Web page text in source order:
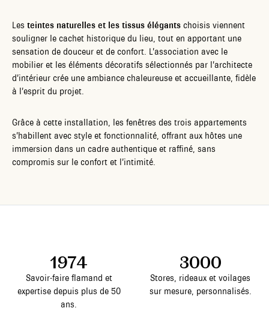
Les teintes naturelles et les tissus élégants choisis viennent
souligner le cachet historique du lieu, tout en apportant une
sensation de douceur et de confort. L’association avec le
mobilier et les éléments décoratifs sélectionnés par l’architecte
d’intérieur crée une ambiance chaleureuse et accueillante, fidèle
à l’esprit du projet.
Grâce à cette installation, les fenêtres des trois appartements
s’habillent avec style et fonctionnalité, offrant aux hôtes une
immersion dans un cadre authentique et raffiné, sans
compromis sur le confort et l’intimité.
1974
Savoir-faire flamand et
expertise depuis plus de 50
ans.
3000
Stores, rideaux et voilages
sur mesure, personnalisés.